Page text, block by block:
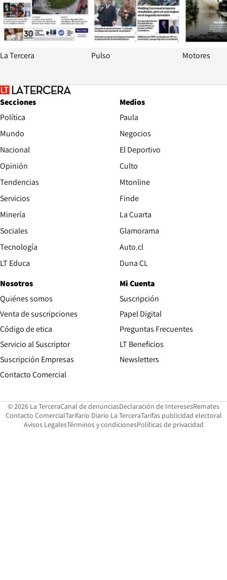
La Tercera Pulso Motores
Secciones
Política
Mundo
Nacional
Opinión
Tendencias
Servicios
Minería
Sociales
Tecnología
LT Educa
Medios
Paula
Negocios
El Deportivo
Culto
Mtonline
Finde
La Cuarta
Glamorama
Auto.clOpens in new window
Duna CLOpens in new window
Nosotros
Quiénes somos
Venta de suscripciones
Código de etica Opens in new window
Servicio al Suscriptor
Suscripción Empresas
Contacto ComercialOpens in new window
Mi Cuenta
Suscripción
Papel DigitalOpens in new
Preguntas Frecuentes
LT Beneficios
Newsletters
© 2026 La TerceraCanal de denunciasOpens in new window
Declaración de InteresesOpens in
Remates
Contacto ComercialOpens in new window
Tarifario Diario La TerceraOpens in new window
Tarifas publicidad electoral
Avisos LegalesOpens in new window
Términos y condicionesPolíticas de privacidad